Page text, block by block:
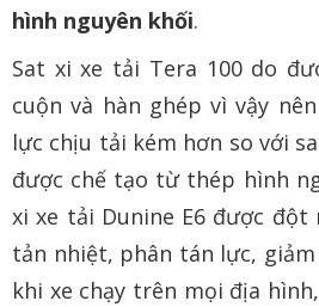
hình nguyên khối.
Sat xi xe tải Tera 100 do
cuộn và hàn ghép vì vậy
lực chịu tải kém hơn so với
được chế tạo từ thép hình
xi xe tải Dunine E6 được
tản nhiệt, phân tán lực,
khi xe chạy trên mọi địa